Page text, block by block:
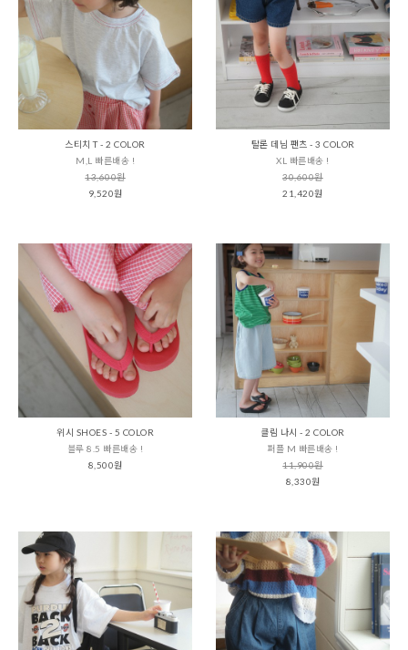
스티치 T - 2 COLOR
M,L 빠른배송 !
13,600원
9,520원
탈론 데님 팬츠 - 3 COLOR
XL 빠른배송 !
30,600원
21,420원
위시 SHOES - 5 COLOR
블루 8.5 빠른배송 !
8,500원
클림 나시 - 2 COLOR
퍼플 M 빠른배송 !
11,900원
8,330원